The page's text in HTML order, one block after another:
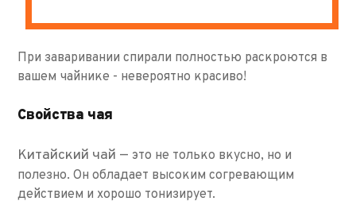
При заваривании спирали полностью раскроются в
вашем чайнике - невероятно красиво!
Свойства чая
Китайский чай — это не только вкусно, но и
полезно. Он обладает высоким согревающим
действием и хорошо тонизирует.